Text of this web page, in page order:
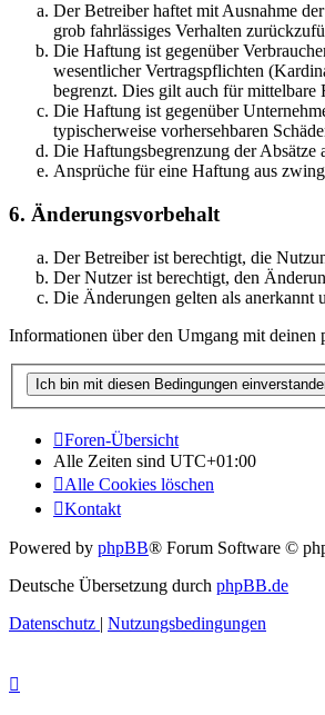
Der Betreiber haftet mit Ausnahme
grob fahrlässiges Verhalten
Die Haftung ist gegenüber
wesentlicher Vertragspflichten
begrenzt. Dies gilt auch für mittelbare
Die Haftung ist gegenüber
typischerweise vorhersehbaren
Die Haftungsbegrenzung der
Ansprüche für eine Haftung aus
6. Änderungsvorbehalt
Der Betreiber ist berechtigt, die
Der Nutzer ist berechtigt, den
Die Änderungen gelten als anerkannt
Informationen über den Umgang mit deinen
Foren-Übersicht
Alle Zeiten sind UTC+01:00
Alle Cookies löschen
Kontakt
Powered by phpBB® Forum Software ©
Deutsche Übersetzung durch phpBB.de
Datenschutz | Nutzungsbedingungen